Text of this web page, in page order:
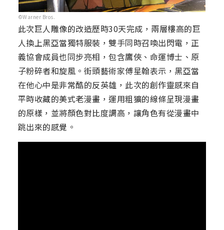
©Warner Bros.
此次巨人雕像的改造歷時30天完成，兩層樓高的巨
人換上黑亞當獨特服裝，雙手同時召喚出閃電，正
義協會成員也同步亮相，包含鷹俠、命運博士、原
子粉碎者和旋風。街頭藝術家傅星翰表示，黑亞當
在他心中是非常酷的反英雄，此次的創作靈感來自
平時收藏的美式老漫畫，運用粗獷的線條呈現漫畫
的原樣，並將顏色對比度調高，讓角色有從漫畫中
跳出來的感覺。